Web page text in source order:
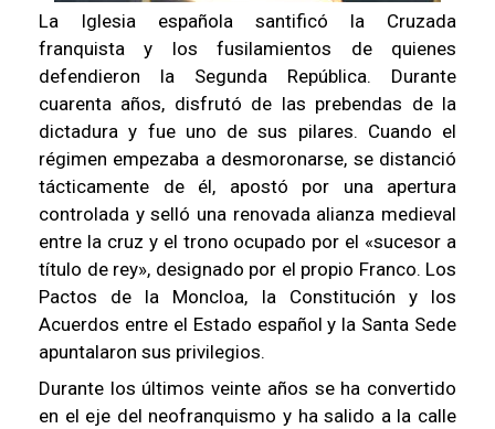
La Iglesia española santificó la Cruzada
franquista y los fusilamientos de quienes
defendieron la Segunda República. Durante
cuarenta años, disfrutó de las prebendas de la
dictadura y fue uno de sus pilares. Cuando el
régimen empezaba a desmoronarse, se distanció
tácticamente de él, apostó por una apertura
controlada y selló una renovada alianza medieval
entre la cruz y el trono ocupado por el «sucesor a
título de rey», designado por el propio Franco. Los
Pactos de la Moncloa, la Constitución y los
Acuerdos entre el Estado español y la Santa Sede
apuntalaron sus privilegios.
Durante los últimos veinte años se ha convertido
en el eje del neofranquismo y ha salido a la calle